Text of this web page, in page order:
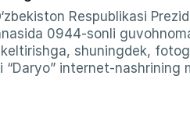
Respublikasi
0944-sonli
shuningdek,
internet-nashrining